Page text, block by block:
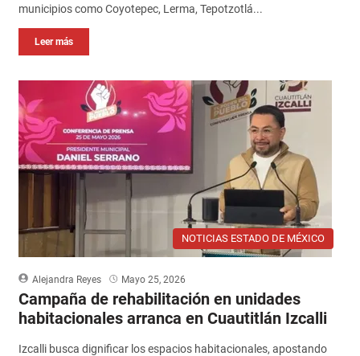
municipios como Coyotepec, Lerma, Tepotzotlá...
Leer más
NOTICIAS ESTADO DE MÉXICO
Alejandra Reyes Mayo 25, 2026
Campaña de rehabilitación en unidades
habitacionales arranca en Cuautitlán Izcalli
Izcalli busca dignificar los espacios habitacionales, apostando